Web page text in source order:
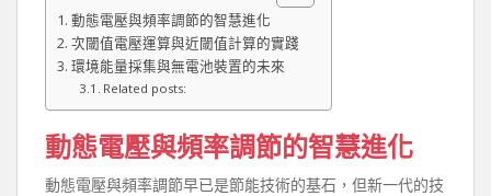
動態電壓與頻率調節的智慧進化
次閾值電壓運算與近閾值計算的實踐
環境能量採集與無電池裝置的未來
Related posts:
動態電壓與頻率調節的智慧進化
動態電壓與頻率調節早已是節能技術的基石，但新一代的技